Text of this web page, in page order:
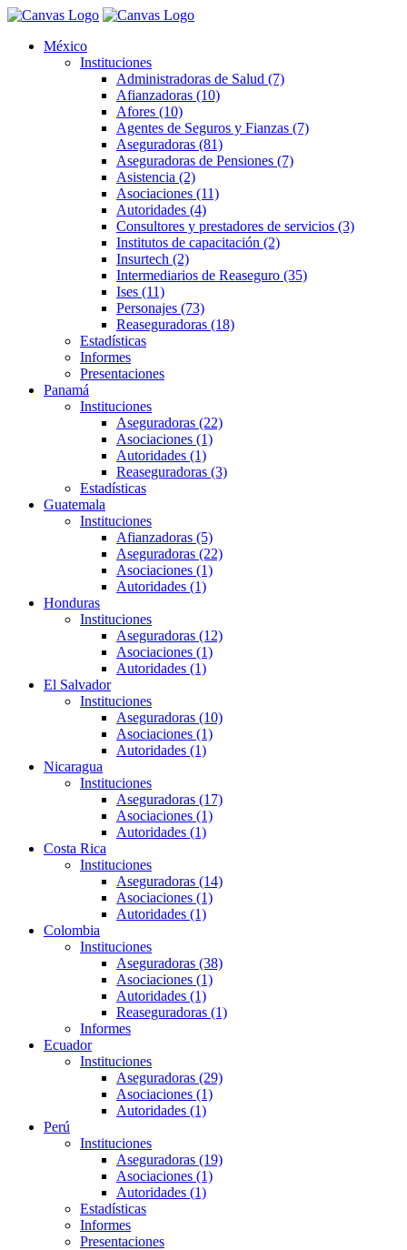
México
Instituciones
Administradoras de Salud (7)
Afianzadoras (10)
Afores (10)
Agentes de Seguros y Fianzas (7)
Aseguradoras (81)
Aseguradoras de Pensiones (7)
Asistencia (2)
Asociaciones (11)
Autoridades (4)
Consultores y prestadores de servicios (3)
Institutos de capacitación (2)
Insurtech (2)
Intermediarios de Reaseguro (35)
Ises (11)
Personajes (73)
Reaseguradoras (18)
Estadísticas
Informes
Presentaciones
Panamá
Instituciones
Aseguradoras (22)
Asociaciones (1)
Autoridades (1)
Reaseguradoras (3)
Estadísticas
Guatemala
Instituciones
Afianzadoras (5)
Aseguradoras (22)
Asociaciones (1)
Autoridades (1)
Honduras
Instituciones
Aseguradoras (12)
Asociaciones (1)
Autoridades (1)
El Salvador
Instituciones
Aseguradoras (10)
Asociaciones (1)
Autoridades (1)
Nicaragua
Instituciones
Aseguradoras (17)
Asociaciones (1)
Autoridades (1)
Costa Rica
Instituciones
Aseguradoras (14)
Asociaciones (1)
Autoridades (1)
Colombia
Instituciones
Aseguradoras (38)
Asociaciones (1)
Autoridades (1)
Reaseguradoras (1)
Informes
Ecuador
Instituciones
Aseguradoras (29)
Asociaciones (1)
Autoridades (1)
Perú
Instituciones
Aseguradoras (19)
Asociaciones (1)
Autoridades (1)
Estadísticas
Informes
Presentaciones